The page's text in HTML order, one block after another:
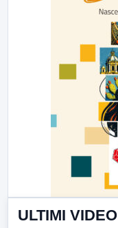
ULTIMI VIDEO